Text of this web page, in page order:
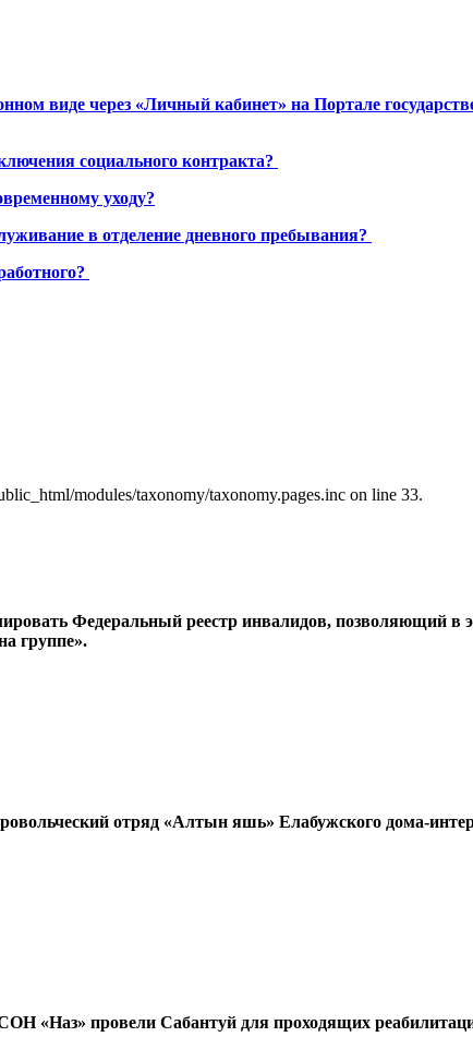
виде через «Личный кабинет» на Портале
социального контракта?
уходу?
в отделение дневного пребывания?
modules/taxonomy/taxonomy.pages.inc on line 33.
Федеральный реестр инвалидов, позволяющий в
группе».
отряд «Алтын яшь» Елабужского дома-
«Наз» провели Сабантуй для проходящих